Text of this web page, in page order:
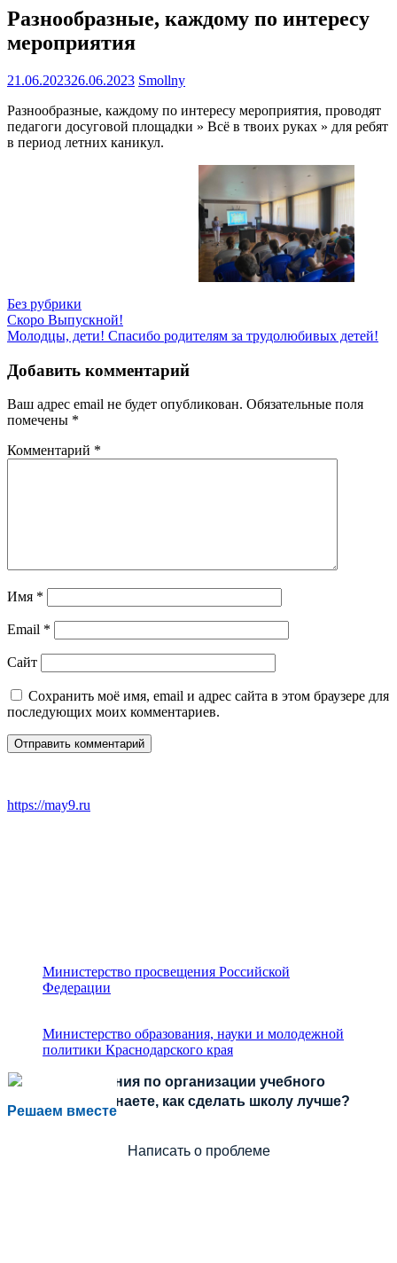
Разнообразные, каждому по интересу
мероприятия
21.06.202326.06.2023 Smollny
Разнообразные, каждому по интересу мероприятия, проводят
педагоги досуговой площадки » Всё в твоих руках » для ребят
в период летних каникул.
Без рубрики
Навигация
по
записям
Скоро Выпускной!
Молодцы, дети! Спасибо родителям за трудолюбивых детей!
Добавить комментарий
Ваш адрес email не будет опубликован. Обязательные поля
помечены *
Комментарий *
Имя *
Email *
Сайт
Сохранить моё имя, email и адрес сайта в этом браузере для
последующих моих комментариев.
https://may9.ru
Министерство просвещения Российской
Федерации
Министерство образования, науки и молодежной
политики Краснодарского края
Решаем вместе
Есть предложения по организации учебного
процесса или знаете, как сделать школу лучше?
Написать о проблеме